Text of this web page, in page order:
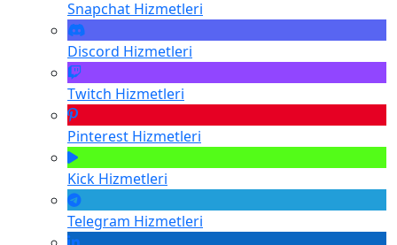
Snapchat Hizmetleri
Discord Hizmetleri
Twitch Hizmetleri
Pinterest Hizmetleri
Kick Hizmetleri
Telegram Hizmetleri